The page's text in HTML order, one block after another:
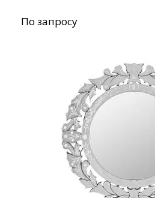
По запросу